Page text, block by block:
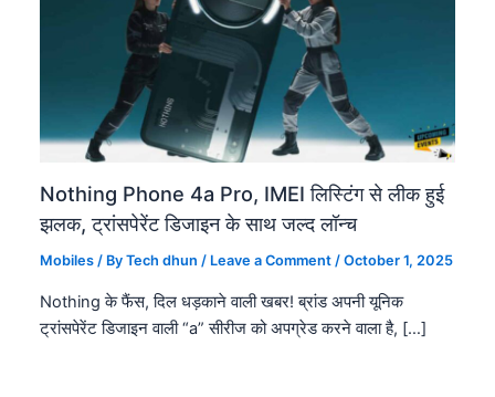
Nothing Phone 4a Pro, IMEI लिस्टिंग से लीक हुई
झलक, ट्रांसपेरेंट डिजाइन के साथ जल्द लॉन्च
Mobiles / ByTech dhun/ Leave a Comment /October 1, 2025
Nothing के फैंस, दिल धड़काने वाली खबर! ब्रांड अपनी यूनिक
ट्रांसपेरेंट डिजाइन वाली “a” सीरीज को अपग्रेड करने वाला है, […]